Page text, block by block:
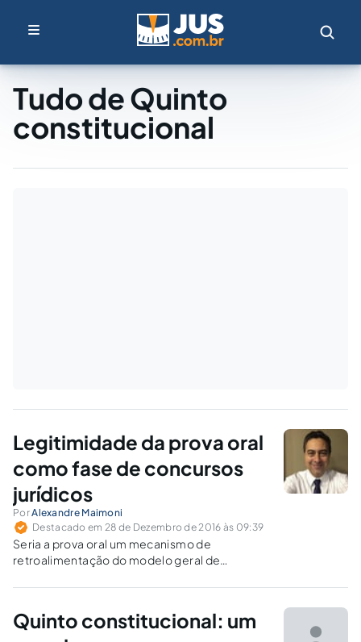
Tudo de Quinto
constitucional
Legitimidade da prova oral
como fase de concursos
jurídicos
PorAlexandre Maimoni
Destacado em 28 de Dezembro de 2016 às 09:39
Seria a prova oral um mecanismo de
retroalimentação do modelo geral de
análises sociológicas apontam como elitista?
apadrinhamento nepotista?
Quinto constitucional: um